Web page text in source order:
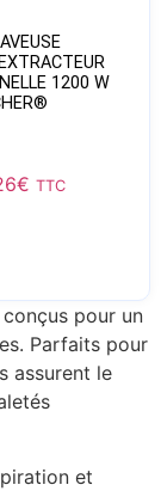
1200 W
€ TTC
conçus pour un
Parfaits pour
assurent le
et